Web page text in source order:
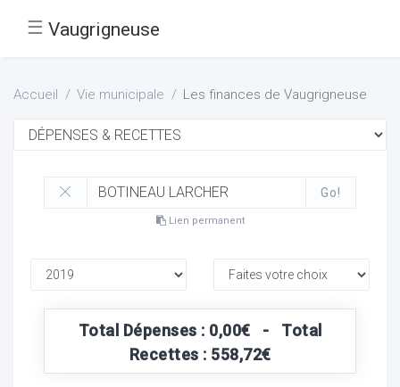
☰ Vaugrigneuse
Accueil Vie municipale Les finances de Vaugrigneuse
Go!
Lien permanent
Total Dépenses : 0,00€ - Total
Recettes : 558,72€